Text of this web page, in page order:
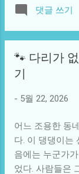
칠 수 있다. 그
제 어디서나 정
있다. 스타벅스
용하여 고객과
빠르게 악화되
전략의 재구성
떻게 개인...
있다. 서울의 부
있다. 집 한 채
젊은 세대에게
이들은 서울에
과 함께 점점 상
주담대 금리가
이는 고소득층
반면, 상대적으
댓글 쓰기
🐾 다리가
기
- 5월 22, 2026
어느 조용한 동
다. 이 댕댕이는
음에는 누군가
었다. 사람들은